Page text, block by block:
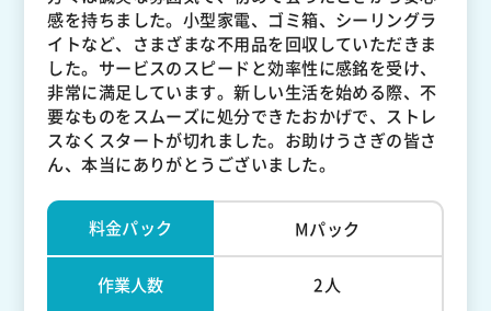
感を持ちました。小型家電、ゴミ箱、シーリングラ
イトなど、さまざまな不用品を回収していただきま
した。サービスのスピードと効率性に感銘を受け、
非常に満足しています。新しい生活を始める際、不
要なものをスムーズに処分できたおかげで、ストレ
スなくスタートが切れました。お助けうさぎの皆さ
ん、本当にありがとうございました。
料金パック Mパック
作業人数 2人